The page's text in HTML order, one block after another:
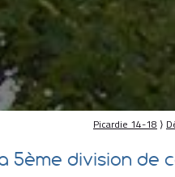
Picardie 14-18 ⟩
5ème division de